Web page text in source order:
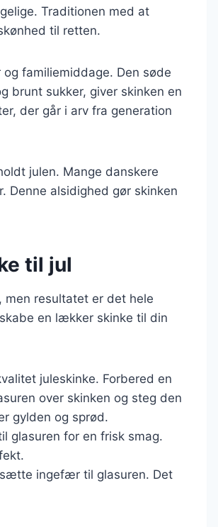
Traditionen med at
til retten.
familiemiddage. Den søde
brunt sukker, giver skinken en
der går i arv fra generation
julen. Mange danskere
Denne alsidighed gør skinken
til jul
resultatet er det hele
en lækker skinke til din
juleskinke. Forbered en
over skinken og steg den
gylden og sprød.
glasuren for en frisk smag.
ingefær til glasuren. Det